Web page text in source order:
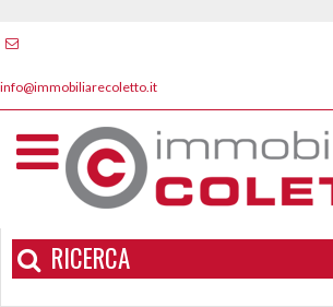
info@immobiliarecoletto.it
RICERCA